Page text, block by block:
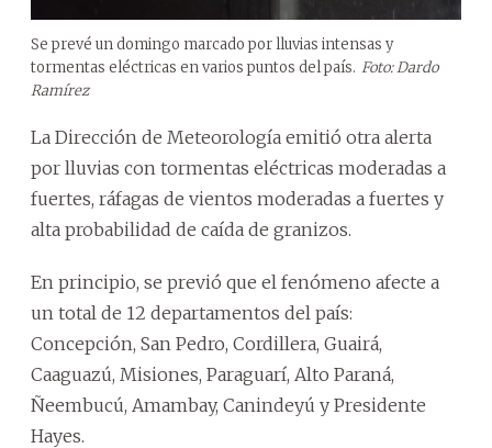
Se prevé un domingo marcado por lluvias intensas y
tormentas eléctricas en varios puntos del país. Foto: Dardo
Ramírez
La Dirección de Meteorología emitió otra alerta
por lluvias con tormentas eléctricas moderadas a
fuertes, ráfagas de vientos moderadas a fuertes y
alta probabilidad de caída de granizos.
En principio, se previó que el fenómeno afecte a
un total de 12 departamentos del país:
Concepción, San Pedro, Cordillera, Guairá,
Caaguazú, Misiones, Paraguarí, Alto Paraná,
Ñeembucú, Amambay, Canindeyú y Presidente
Hayes.